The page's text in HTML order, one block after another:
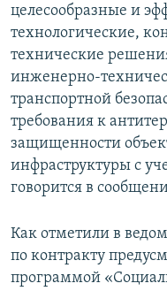
целесообразные и
технологические,
технические
инженерно-
транспортной
требования к
защищенности
инфраструктуры с
говорится в
Как отметили в
по контракту
программой